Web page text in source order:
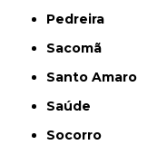
Pedreira
Sacomã
Santo Amaro
Saúde
Socorro